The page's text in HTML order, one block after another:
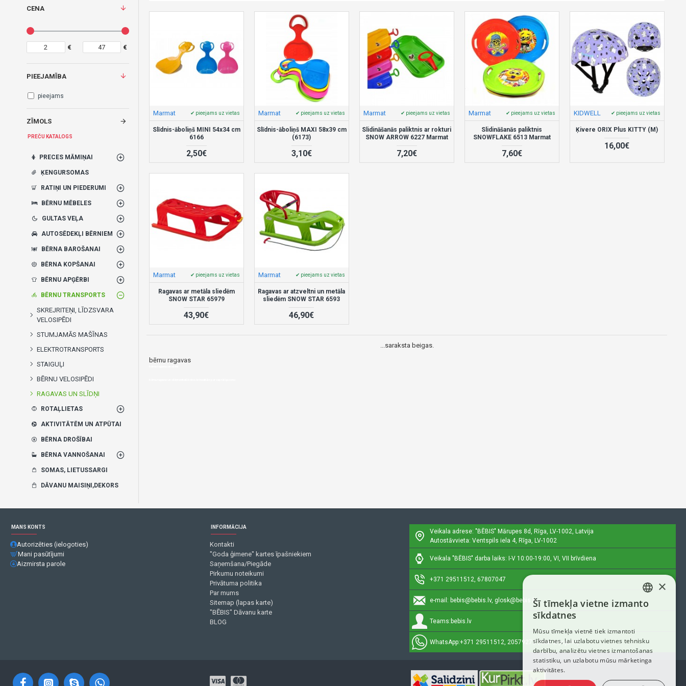
CENA
€ €
ZĪMOLS
PIEEJAMĪBA
pieejams
PREČU KATALOGS
PRECES MĀMIŅAI
ĶENGURSOMAS
RATIŅI UN PIEDERUMI
BĒRNU MĒBELES
GULTAS VEĻA
AUTOSĒDEKĻI BĒRNIEM
BĒRNA BAROŠANAI
BĒRNA KOPŠANAI
BĒRNU APĢĒRBI
BĒRNU TRANSPORTS
SKREJRITEŅI, LĪDZSVARA
VELOSIPĒDI
STUMJAMĀS MAŠĪNAS
ELEKTROTRANSPORTS
STAIGUĻI
BĒRNU VELOSIPĒDI
RAGAVAS UN SLĪDŅI
ROTAĻLIETAS
AKTIVITĀTĒM UN ATPŪTAI
BĒRNA DROŠĪBAI
BĒRNA VANNOŠANAI
SOMAS, LIETUSSARGI
DĀVANU MAISIŅI,DEKORS
bērnu ragavas
Marmat ✔ pieejams uz vietas
Slīdnis-āboliņš MINI 54x34 cm
6166
2,50€
Marmat ✔ pieejams uz vietas
Slīdnis-āboliņš MAXI 58x39 cm
(6173)
3,10€
Marmat ✔ pieejams uz vietas
Slidināšanās paliktnis ar rokturi
SNOW ARROW 6227 Marmat
7,20€
Marmat ✔ pieejams uz vietas
Slidināšanās paliktnis
SNOWFLAKE 6513 Marmat
7,60€
KIDWELL ✔ pieejams uz vietas
Ķivere ORIX Plus KITTY (M)
16,00€
Marmat ✔ pieejams uz vietas
Ragavas ar metāla sliedēm
SNOW STAR 65979
43,90€
Marmat ✔ pieejams uz vietas
Ragavas ar atzveltni un metāla
sliedēm SNOW STAR 6593
46,90€
...saraksta beigas.
MANS KONTS
Autorizēties (ielogoties)
Mani pasūtījumi
Aizmirsta parole
INFORMĀCIJA
Kontakti
"Goda ģimene" kartes īpašniekiem
Saņemšana/Piegāde
Pirkumu noteikumi
Privātuma politika
Par mums
Sitemap (lapas karte)
"BĒBIS" Dāvanu karte
BLOG
Veikala adrese: "BĒBIS" Mārupes 8d, Rīga, LV-1002, Latvija
Autostāvvieta: Ventspils iela 4, Rīga, LV-1002
Veikala "BĒBIS" darba laiks: I-V 10:00-19:00, VI, VII brīvdiena
+371 29511512, 67807047
e-mail: bebis@bebis.lv, glosk@bebis.lv
Teams: bebis.lv
WhatsApp:+371 29511512, 20579272 (tikai ziņojumi)
LATVIAN
ENGLISH
×
Šī tīmekļa vietne izmanto
sīkdatnes
Mūsu tīmekļa vietnē tiek izmantoti
sīkdatnes, lai uzlabotu vietnes tehnisku
darbību, analizētu vietnes izmantošanas
statistiku, un uzlabotu mūsu mārketinga
aktivitātes.